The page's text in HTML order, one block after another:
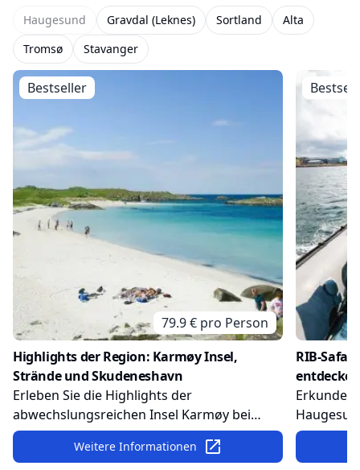
Haugesund Gravdal (Leknes) Sortland
Alta
Tromsø
Stavanger
79.9€ pro Person
Bestseller
Highlights der Region: Karmøy Insel,
Strände und Skudeneshavn
Erleben Sie die Highlights der
abwechslungsreichen Insel Karmøy bei
einer Panoramafahrt. Besuchen Sie die
kleine Freiheitsstatue in Visnes, die
Weitere Informationen
RIB-
entdecken
Erkunden
Genießen
kleinen